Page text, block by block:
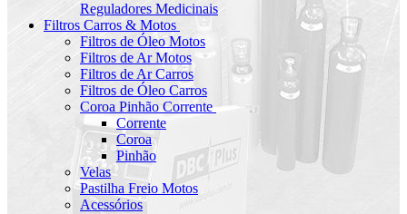
Reguladores Medicinais
Filtros Carros & Motos
Filtros de Óleo Motos
Filtros de Ar Motos
Filtros de Ar Carros
Filtros de Óleo Carros
Coroa Pinhão Corrente
Corrente
Coroa
Pinhão
Velas
Pastilha Freio Motos
Acessórios